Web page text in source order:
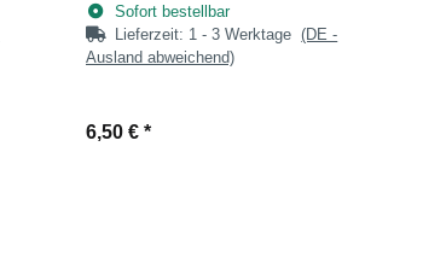
Sofort bestellbar
Lieferzeit: 1 - 3 Werktage(DE -
Ausland abweichend)
6,50 € *